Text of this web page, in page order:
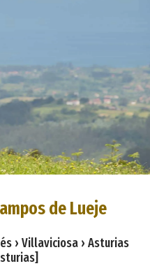
de Lueje
› Villaviciosa › Asturias